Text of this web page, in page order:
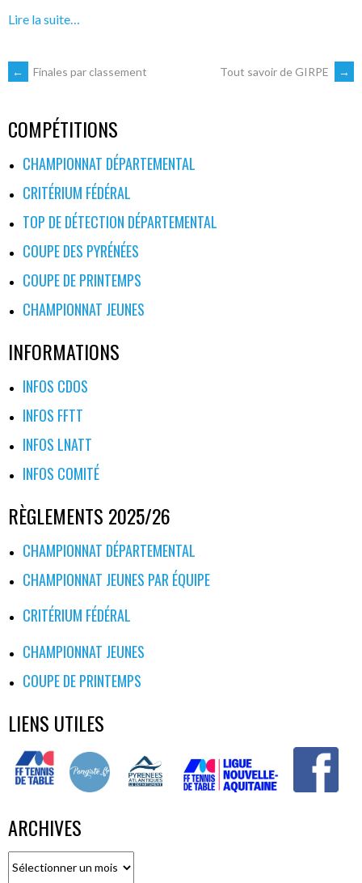
Lire la suite…
NAVIGATION
DES
ARTICLES
← Finales par classement Tout savoir de GIRPE →
COMPÉTITIONS
CHAMPIONNAT DÉPARTEMENTAL
CRITÉRIUM FÉDÉRAL
TOP DE DÉTECTION DÉPARTEMENTAL
COUPE DES PYRÉNÉES
COUPE DE PRINTEMPS
CHAMPIONNAT JEUNES
INFORMATIONS
INFOS CDOS
INFOS FFTT
INFOS LNATT
INFOS COMITÉ
RÈGLEMENTS 2025/26
CHAMPIONNAT DÉPARTEMENTAL
CHAMPIONNAT JEUNES PAR ÉQUIPE
CRITÉRIUM FÉDÉRAL
CHAMPIONNAT JEUNES
COUPE DE PRINTEMPS
LIENS UTILES
ARCHIVES